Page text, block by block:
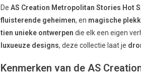
DeAS Creation Metropolitan Stories Hot
fluisterende geheimen, en magische
tien unieke ontwerpen die elk een eigen
luxueuze designs, deze collectie laat je
Kenmerken van de AS